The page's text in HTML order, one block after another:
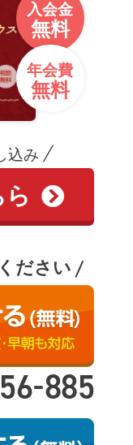
入会金
無料
年会費
無料
込み
ださい
-885